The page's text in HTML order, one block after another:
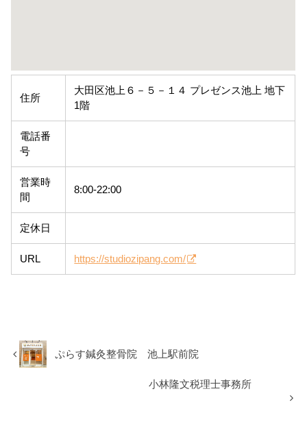
住所
大田区池上６－５－１４ プレゼンス池上 地下
1階
電話番
号
営業時
間
8:00-22:00
定休日
URL https://studiozipang.com/
ぷらす鍼灸整骨院 池上駅前院
小林隆文税理士事務所